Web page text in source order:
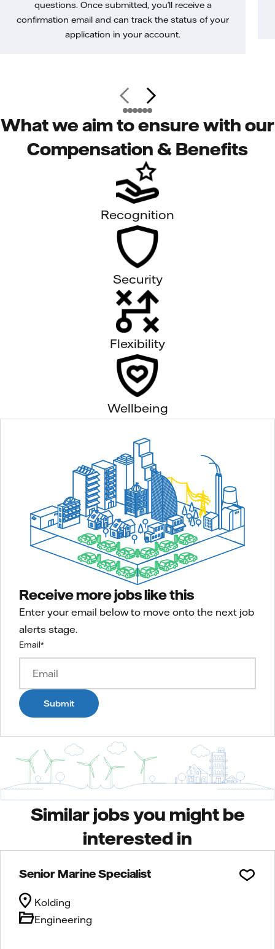
questions. Once submitted, you’ll receive a
confirmation email and can track the status of your
application in your account.
What we aim to ensure with our
Compensation & Benefits
Recognition
Security
Flexibility
Wellbeing
Receive more jobs like this
Enter your email below to move onto the next job
alerts stage.
Email*
Submit
Similar jobs you might be
interested in
Senior Marine Specialist
Engineering
Kolding